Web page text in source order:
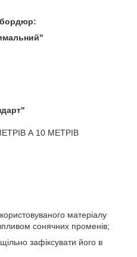
А 10 МЕТРІВ
матеріалу
сонячних променів;
зафіксувати його в